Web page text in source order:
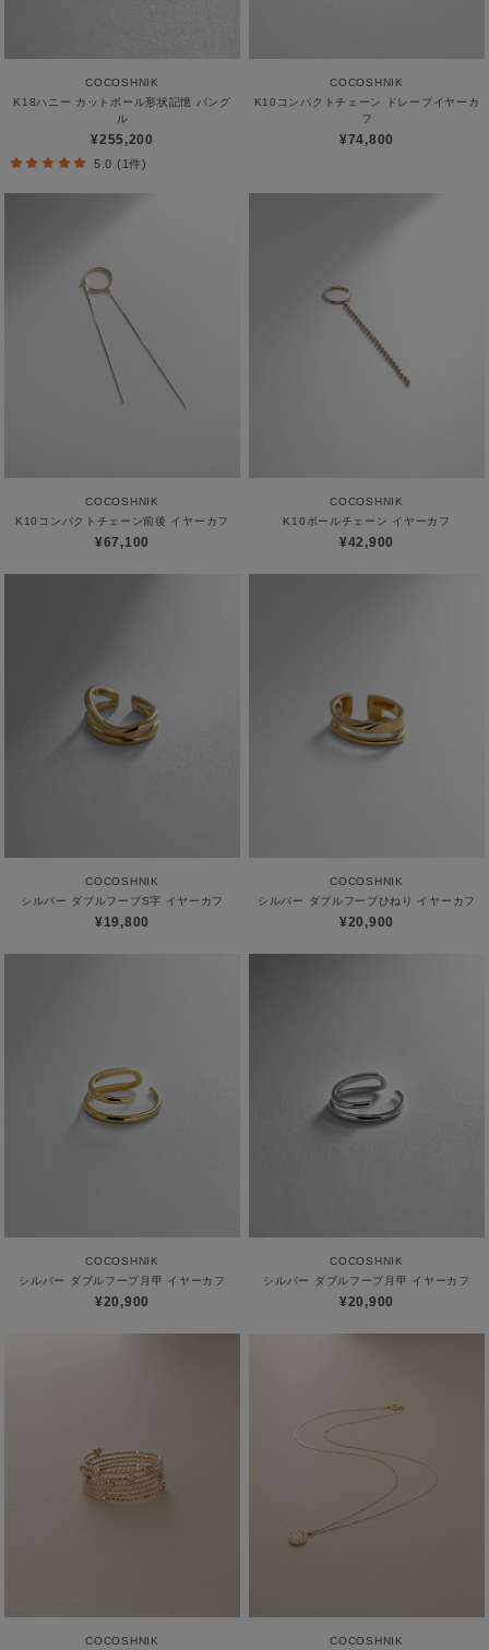
COCOSHNIK
K18ハニー カットボール形状記憶 バング
ル
¥255,200
5.0 (1件)
COCOSHNIK
K10コンパクトチェーン ドレープイヤーカ
フ
¥74,800
COCOSHNIK
K10コンパクトチェーン前後 イヤーカフ
¥67,100
COCOSHNIK
K10ボールチェーン イヤーカフ
¥42,900
COCOSHNIK
シルバー ダブルフープS字 イヤーカフ
¥19,800
COCOSHNIK
シルバー ダブルフープひねり イヤーカフ
¥20,900
COCOSHNIK
シルバー ダブルフープ月甲 イヤーカフ
¥20,900
COCOSHNIK
シルバー ダブルフープ月甲 イヤーカフ
¥20,900
COCOSHNIK
COCOSHNIK